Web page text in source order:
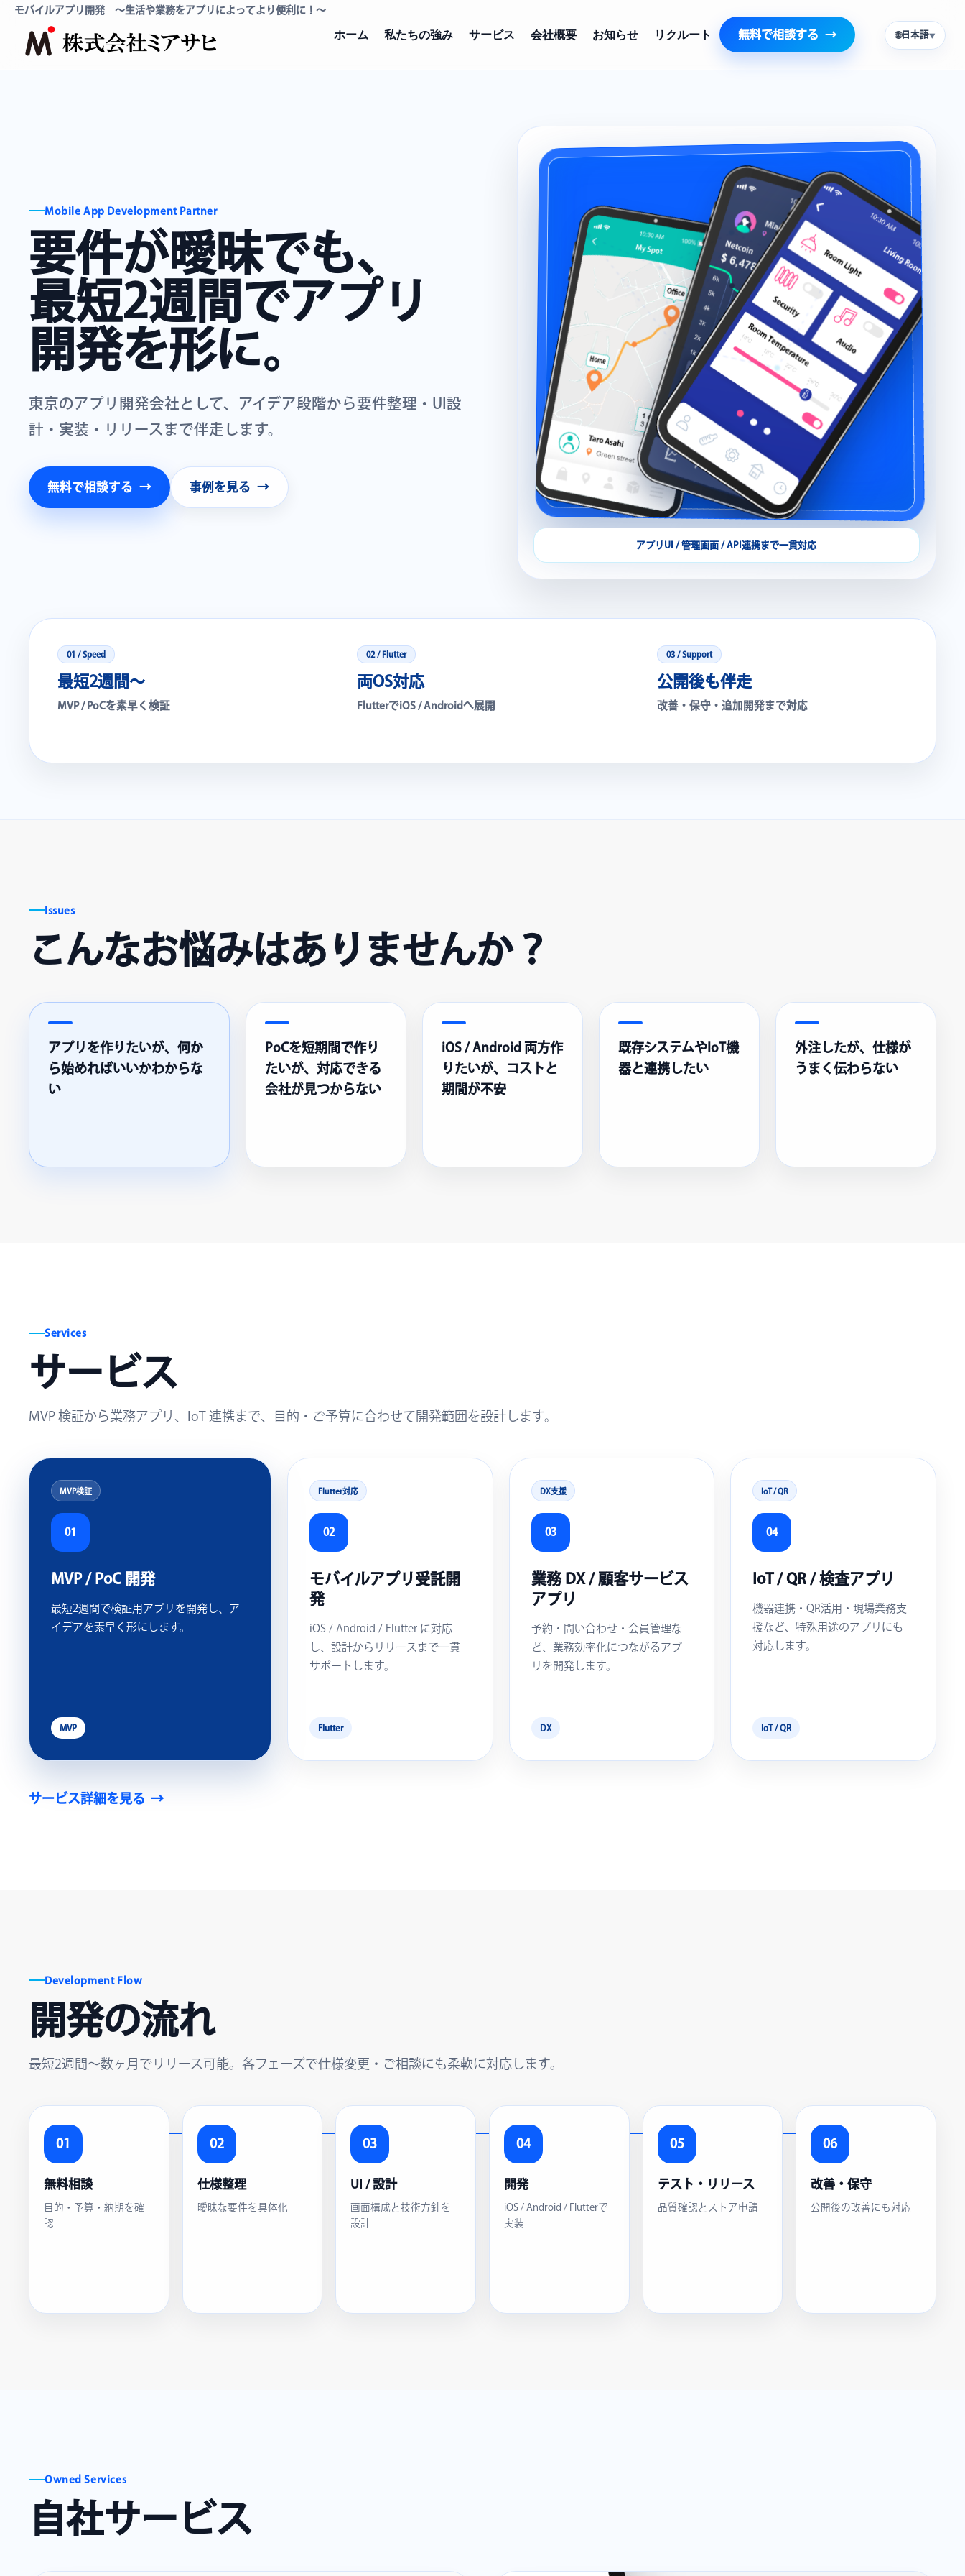
モバイルアプリ開発 〜生活や業務をアプリによってより便利に！〜
無料で相談する 🌐日本語▼
ホーム 私たちの強み サービス 会社概要 お知らせ リクルート
Mobile App Development Partner
要件が曖昧でも、
最短2週間でアプリ
開発を形に。
東京のアプリ開発会社として、アイデア段階から要件整理・UI設
計・実装・リリースまで伴走します。
無料で相談する 事例を見る
アプリUI / 管理画面 / API連携まで一貫対応
01 / Speed
最短2週間〜
MVP / PoCを素早く検証
02 / Flutter
両OS対応
FlutterでiOS / Androidへ展開
03 / Support
公開後も伴走
改善・保守・追加開発まで対応
Issues
こんなお悩みはありませんか？
アプリを作りたいが、何か
ら始めればいいかわからな
い
PoCを短期間で作り
たいが、対応できる
会社が見つからない
iOS / Android 両方作
りたいが、コストと
期間が不安
既存システムやIoT機
器と連携したい
外注したが、仕様が
うまく伝わらない
Services
サービス
MVP 検証から業務アプリ、IoT 連携まで、目的・ご予算に合わせて開発範囲を設計します。
MVP検証
01
MVP / PoC 開発
最短2週間で検証用アプリを開発し、ア
イデアを素早く形にします。
MVP
Flutter対応
02
モバイルアプリ受託開
発
iOS / Android / Flutter に対応
し、設計からリリースまで一貫
サポートします。
Flutter
DX支援
03
業務 DX / 顧客サービス
アプリ
予約・問い合わせ・会員管理な
ど、業務効率化につながるアプ
リを開発します。
DX
IoT / QR
04
IoT / QR / 検査アプリ
機器連携・QR活用・現場業務支
援など、特殊用途のアプリにも
対応します。
IoT / QR
サービス詳細を見る
Development Flow
開発の流れ
最短2週間〜数ヶ月でリリース可能。各フェーズで仕様変更・ご相談にも柔軟に対応します。
01
無料相談
目的・予算・納期を確
認
02
仕様整理
曖昧な要件を具体化
03
UI / 設計
画面構成と技術方針を
設計
04
開発
iOS / Android / Flutterで
実装
05
テスト・リリース
品質確認とストア申請
06
改善・保守
公開後の改善にも対応
Owned Services
自社サービス